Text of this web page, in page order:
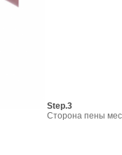
Step.3
Сторона пены